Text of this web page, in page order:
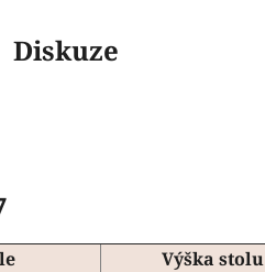
Diskuze
Výška stolu